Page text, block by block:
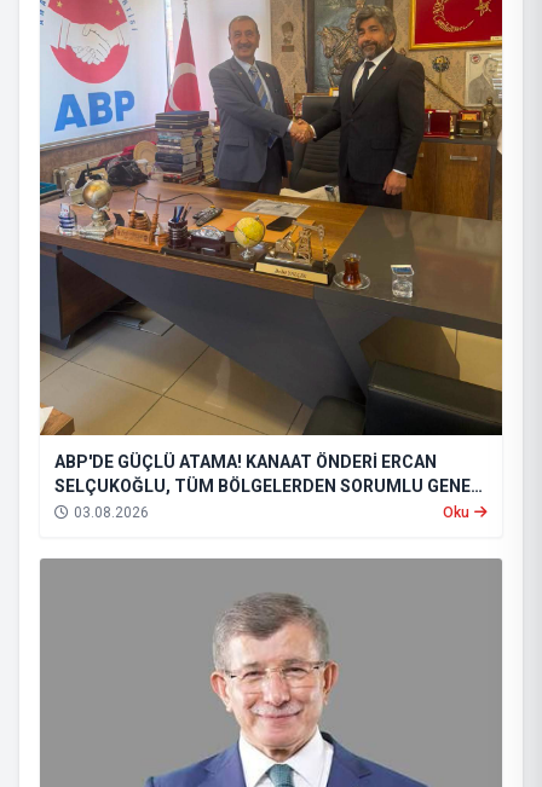
ABP'DE GÜÇLÜ ATAMA! KANAAT ÖNDERİ ERCAN
SELÇUKOĞLU, TÜM BÖLGELERDEN SORUMLU GENEL
BAŞKAN YARDIMCISI OLDU
03.08.2026 Oku